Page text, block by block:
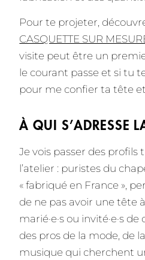
Pour te projeter,
CASQUETTE SUR
visite peut être un
le courant passe et si tu
pour me confier ta tête et
À QUI S’ADRESSE
Je vois passer des profils
l’atelier : puristes du
« fabriqué en France »,
de ne pas avoir une tête
marié·e·s ou invité·e·s
des pros de la mode, de
musique qui cherchent